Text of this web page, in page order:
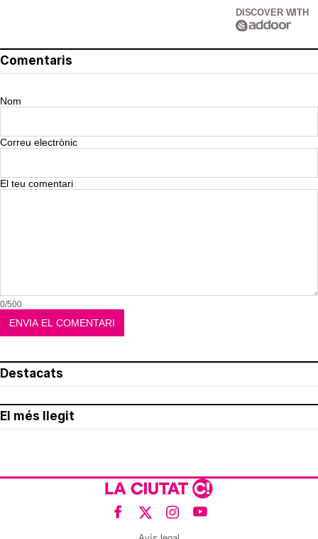
DISCOVER WITH
Comentaris
Nom
Correu electrònic
El teu comentari
0/500
Destacats
El més llegit